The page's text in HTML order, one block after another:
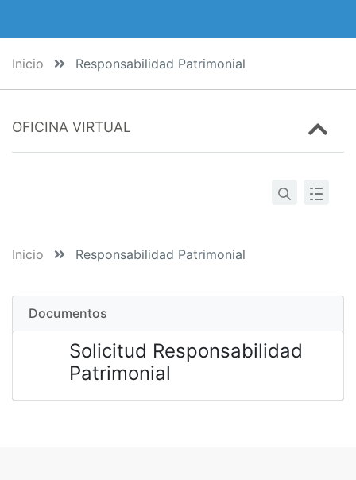
Inicio Responsabilidad Patrimonial
OFICINA VIRTUAL
Inicio Responsabilidad Patrimonial
Documentos
Solicitud Responsabilidad
Patrimonial